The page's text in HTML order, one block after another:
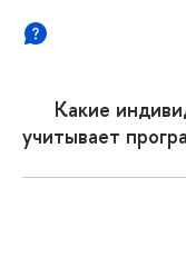
Какие
учитывает